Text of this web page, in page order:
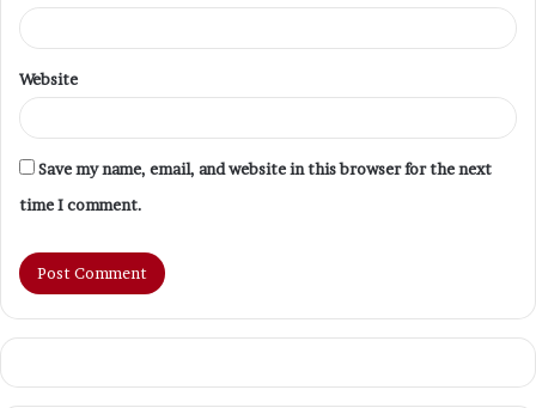
Website
Save my name, email, and website in this browser for the next
time I comment.